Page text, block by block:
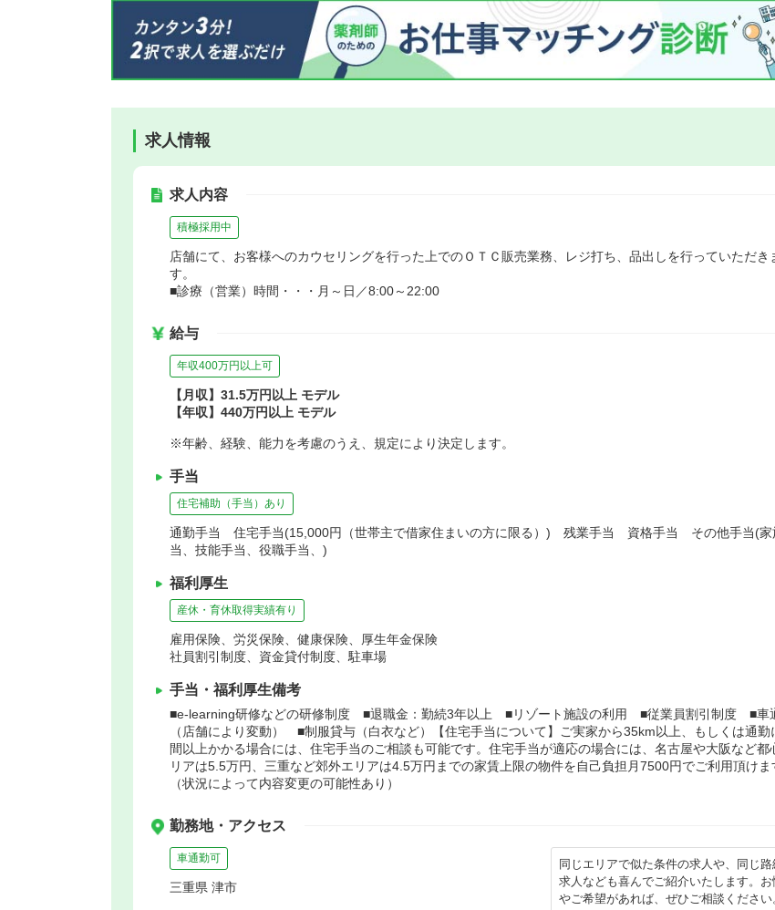
求人情報
求人内容
積極採用中
店舗にて、お客様へのカウセリングを行った上でのＯＴＣ販売業務、レジ打ち、品出しを行っていただき
す。
■診療（営業）時間・・・月～日／8:00～22:00
給与
年収400万円以上可
【月収】31.5万円以上 モデル
【年収】440万円以上 モデル
※年齢、経験、能力を考慮のうえ、規定により決定します。
手当
住宅補助（手当）あり
通勤手当 住宅手当(15,000円（世帯主で借家住まいの方に限る）) 残業手当 資格手当 その他手当(家
当、技能手当、役職手当、)
福利厚生
産休・育休取得実績有り
雇用保険、労災保険、健康保険、厚生年金保険
社員割引制度、資金貸付制度、駐車場
手当・福利厚生備考
■e-learning研修などの研修制度 ■退職金：勤続3年以上 ■リゾート施設の利用 ■従業員割引制度 ■車
（店舗により変動） ■制服貸与（白衣など）【住宅手当について】ご実家から35km以上、もしくは通勤
間以上かかる場合には、住宅手当のご相談も可能です。住宅手当が適応の場合には、名古屋や大阪など都
リアは5.5万円、三重など郊外エリアは4.5万円までの家賃上限の物件を自己負担月7500円でご利用頂けま
（状況によって内容変更の可能性あり）
勤務地・アクセス
車通勤可
三重県 津市
同じエリアで似た条件の求人や、同じ路
求人なども喜んでご紹介いたします。お
やご希望があれば、ぜひご相談ください